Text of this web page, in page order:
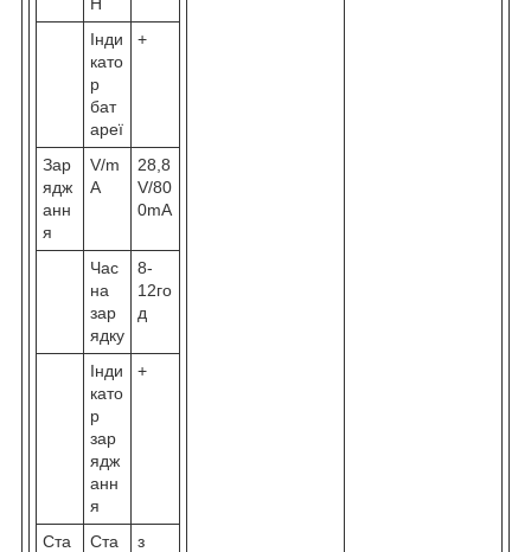
Інди
като
р
бат
ареї
+
Зар
ядж
анн
я
V/m
A
28,8
V/80
0mA
Час
на
зар
ядку
8-
12го
д
Інди
като
р
зар
ядж
анн
я
+
Ста
Ста
з